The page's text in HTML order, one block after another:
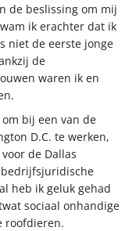
de beslissing om mij
ik erachter dat ik
niet de eerste jonge
de
waren ik en
bij een van de
D.C. te werken,
de Dallas
bedrijfsjuridische
heb ik geluk gehad
sociaal onhandige
roofdieren.